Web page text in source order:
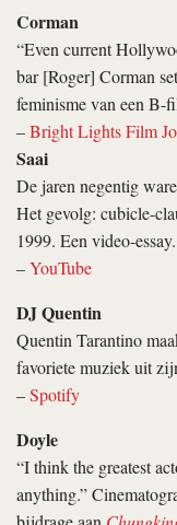
Corman
“Even current
bar [Roger] Corman
feminisme van een B-
–Bright Lights Film
Saai
De jaren negentig
Het gevolg: cubicle-
1999. Een video-essay.
–YouTube
DJ Quentin
Quentin Tarantino
favoriete muziek uit
–Spotify
Doyle
“I think the greatest
anything.”